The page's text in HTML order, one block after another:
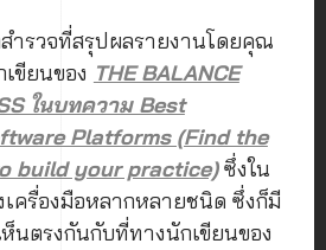
ำรวจที่สรุปผลรายงานโดยคุณ
ขียนของ THE BALANCE
ในบทความ Best
Platforms (Find the
build your practice)ซึ่งใน
ครื่องมือหลากหลายชนิด ซึ่งก็มี
นตรงกันกับที่ทางนักเขียนของ